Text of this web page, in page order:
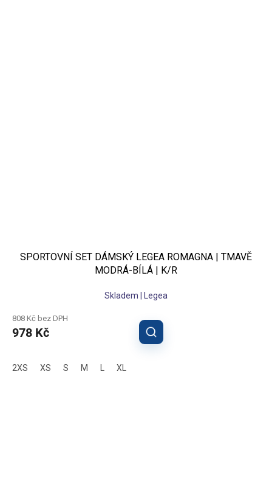
SPORTOVNÍ SET DÁMSKÝ LEGEA ROMAGNA | TMAVĚ
MODRÁ-BÍLÁ | K/R
Skladem | Legea
808 Kč bez DPH
978 Kč
2XS XS S M XL